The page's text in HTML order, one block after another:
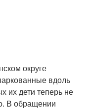
округе
вдоль
их дети теперь не
В обращении